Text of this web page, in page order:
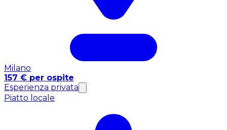
Milano
157 € per ospite
Esperienza privata
Piatto locale